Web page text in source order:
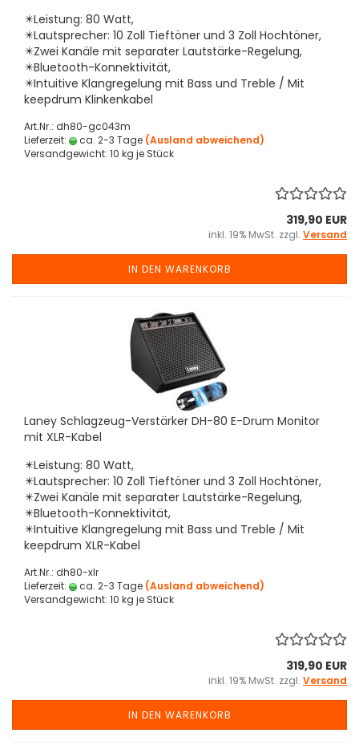
✴️Leistung: 80 Watt,
✴️Lautsprecher: 10 Zoll Tieftöner und 3 Zoll Hochtöner,
✴️Zwei Kanäle mit separater Lautstärke-Regelung,
✴️Bluetooth-Konnektivität,
✴️Intuitive Klangregelung mit Bass und Treble / Mit
keepdrum Klinkenkabel
Art.Nr.: dh80-gc043m
Lieferzeit:
ca. 2-3 Tage (Ausland abweichend)
Versandgewicht: 10 kg je Stück
319,90 EUR
inkl. 19% MwSt. zzgl. Versand
IN DEN WARENKORB
Laney Schlagzeug-Verstärker DH-80 E-Drum Monitor
mit XLR-Kabel
✴️Leistung: 80 Watt,
✴️Lautsprecher: 10 Zoll Tieftöner und 3 Zoll Hochtöner,
✴️Zwei Kanäle mit separater Lautstärke-Regelung,
✴️Bluetooth-Konnektivität,
✴️Intuitive Klangregelung mit Bass und Treble / Mit
keepdrum XLR-Kabel
Art.Nr.: dh80-xlr
Lieferzeit:
ca. 2-3 Tage (Ausland abweichend)
Versandgewicht: 10 kg je Stück
319,90 EUR
inkl. 19% MwSt. zzgl. Versand
IN DEN WARENKORB